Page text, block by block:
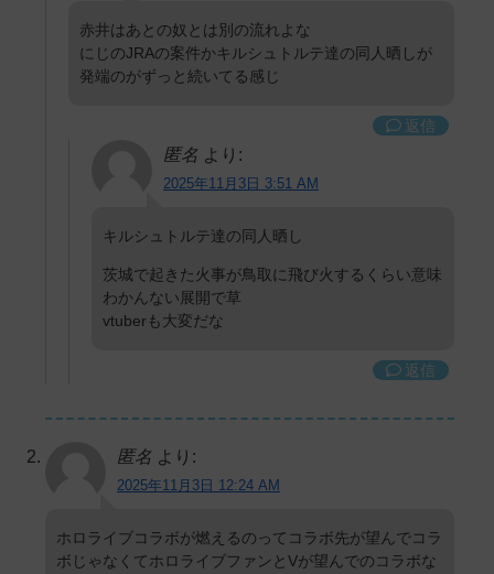
赤井はあとの奴とは別の流れよな
にじのJRAの案件かキルシュトルテ達の同人晒しが
発端のがずっと続いてる感じ
返信
匿名 より:
2025年11月3日 3:51 AM
キルシュトルテ達の同人晒し
茨城で起きた火事が鳥取に飛び火するくらい意味
わかんない展開で草
vtuberも大変だな
返信
匿名 より:
2025年11月3日 12:24 AM
ホロライブコラボが燃えるのってコラボ先が望んでコラ
ボじゃなくてホロライブファンとVが望んでのコラボな